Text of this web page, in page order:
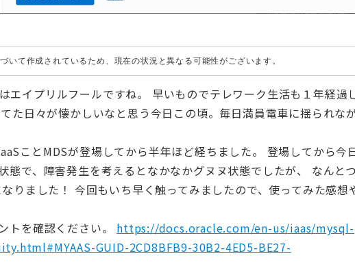
て作成されているため、現在の状況と異なる可能性がございます。
エイプリルフールですね。 早いものでテレワーク生活も１年経過
た日々が懐かしいなと思う今日この頃。毎日満員電車に揺られな
ことMDSが登場してから半年ほど経ちました。 登場してから今
態で、障害発生を考えるとなかなかグヌヌ状態でしたが、 なんとつ
りました！ 今回もいち早く触ってみましたので、使ってみた感想
トを確認ください。 https://docs.oracle.com/en-us/iaas/mysql-
GUID-2CD8BFB9-30B2-4ED5-BE27-